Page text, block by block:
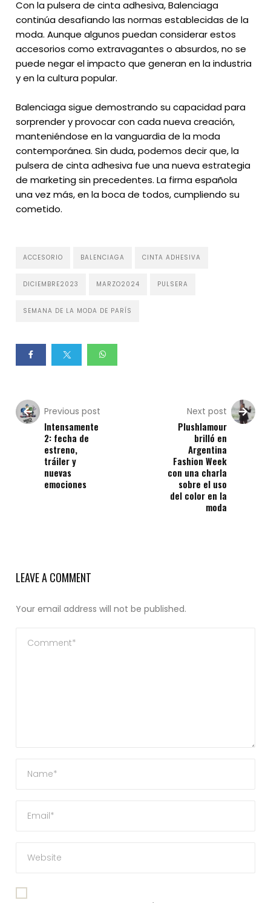
Con la pulsera de cinta adhesiva, Balenciaga
continúa desafiando las normas establecidas de la
moda. Aunque algunos puedan considerar estos
accesorios como extravagantes o absurdos, no se
puede negar el impacto que generan en la industria
y en la cultura popular.
Balenciaga sigue demostrando su capacidad para
sorprender y provocar con cada nueva creación,
manteniéndose en la vanguardia de la moda
contemporánea. Sin duda, podemos decir que, la
pulsera de cinta adhesiva fue una nueva estrategia
de marketing sin precedentes. La firma española
una vez más, en la boca de todos, cumpliendo su
cometido.
ACCESORIO BALENCIAGA CINTA ADHESIVA
DICIEMBRE2023 MARZO2024 PULSERA
SEMANA DE LA MODA DE PARÍS
Previous post
Intensamente
2: fecha de
estreno,
tráiler y
nuevas
emociones
Next post
Plushlamour
brilló en
Argentina
Fashion Week
con una charla
sobre el uso
del color en la
moda
LEAVE A COMMENT
Your email address will not be published.